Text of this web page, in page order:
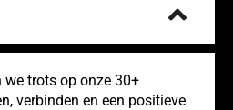
trots op onze 30+
verbinden en een positieve